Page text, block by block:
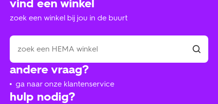
hulp nodig?
andere vraag?
ga naar onze klantenservice
vind een winkel
zoek een winkel bij jou in de buurt